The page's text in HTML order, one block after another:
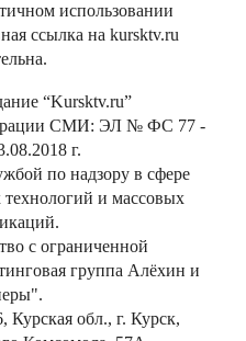
использовании
ссылка на kursktv.ru
“Kursktv.ru”
СМИ: ЭЛ № ФС 77 -
г.
по надзору в сфере
и массовых
с ограниченной
группа Алёхин и
Курская обл., г. Курск,